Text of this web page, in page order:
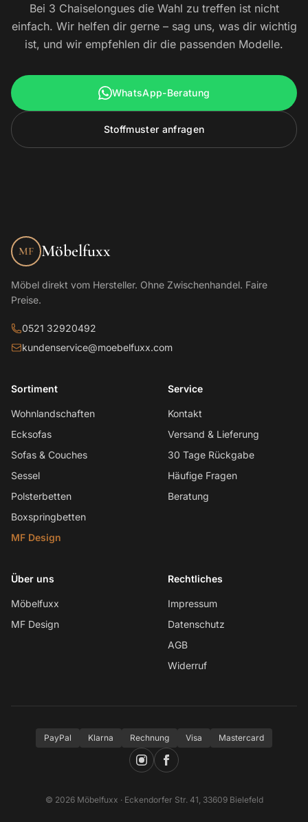
Bei 3 Chaiselongues die Wahl zu treffen ist nicht
einfach. Wir helfen dir gerne – sag uns, was dir wichtig
ist, und wir empfehlen dir die passenden Modelle.
WhatsApp-Beratung
Stoffmuster anfragen
MF Möbelfuxx
Möbel direkt vom Hersteller. Ohne Zwischenhandel. Faire
Preise.
0521 32920492
kundenservice@moebelfuxx.com
Sortiment
Wohnlandschaften
Ecksofas
Sofas & Couches
Sessel
Polsterbetten
Boxspringbetten
MF Design
Service
Kontakt
Versand & Lieferung
30 Tage Rückgabe
Häufige Fragen
Beratung
Über uns
Möbelfuxx
MF Design
Rechtliches
Impressum
Datenschutz
AGB
Widerruf
PayPal Klarna Rechnung Visa Mastercard
© 2026 Möbelfuxx · Eckendorfer Str. 41, 33609 Bielefeld